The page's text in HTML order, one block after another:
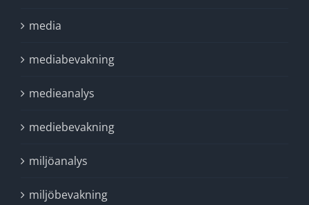
media
mediabevakning
medieanalys
mediebevakning
miljöanalys
miljöbevakning